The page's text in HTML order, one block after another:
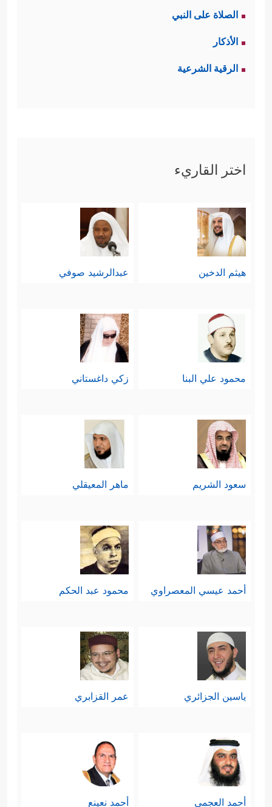
الصلاة على النبي
الأذكار
الرقية الشرعية
اختر القاريء
هيثم الدخين عبدالرشيد صوفي
محمود علي البنا زكي داغستاني
سعود الشريم ماهر المعيقلي
أحمد عيسي المعصراوي محمود عبد الحكم
ياسين الجزائري عمر القزابري
أحمد العجمي أحمد نعينع